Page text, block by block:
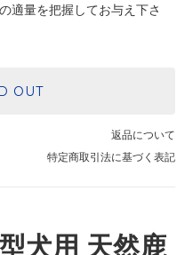
適量を把握してお与え下さ
OUT
返品について
特定商取引法に基づく表記
犬用 天然鹿